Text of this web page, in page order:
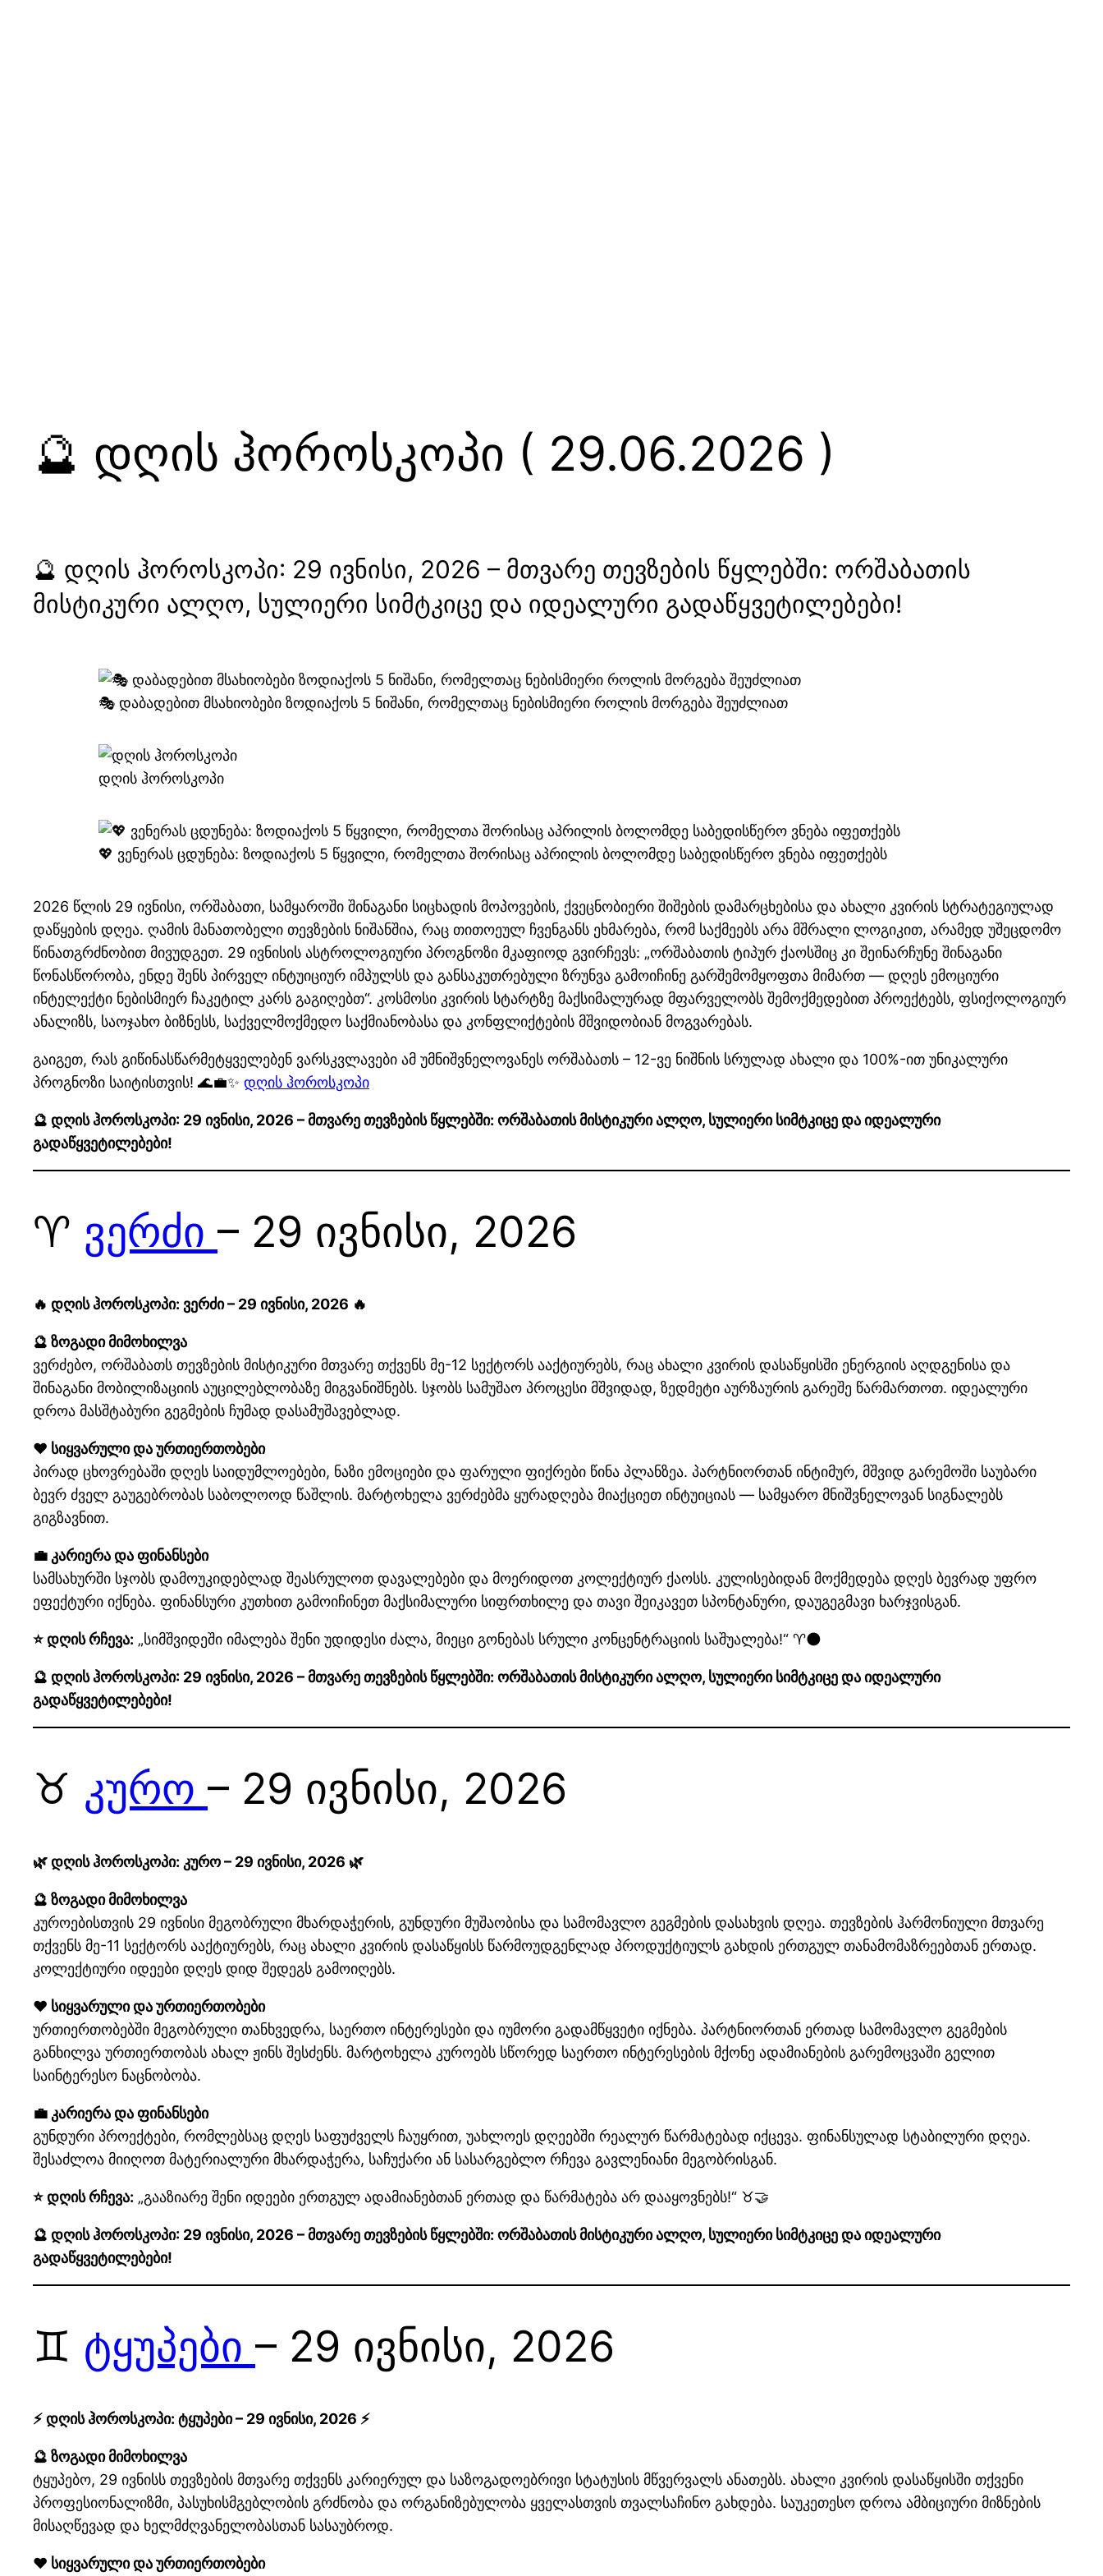
🔮 დღის ჰოროსკოპი ( 29.06.2026 )
🔮 დღის ჰოროსკოპი: 29 ივნისი, 2026 – მთვარე თევზების წყლებში: ორშაბათის
მისტიკური ალღო, სულიერი სიმტკიცე და იდეალური გადაწყვეტილებები!
🎭 დაბადებით მსახიობები ზოდიაქოს 5 ნიშანი, რომელთაც ნებისმიერი როლის მორგება შეუძლიათ
დღის ჰოროსკოპი
💖 ვენერას ცდუნება: ზოდიაქოს 5 წყვილი, რომელთა შორისაც აპრილის ბოლომდე საბედისწერო ვნება იფეთქებს
2026 წლის 29 ივნისი, ორშაბათი, სამყაროში შინაგანი სიცხადის მოპოვების, ქვეცნობიერი შიშების დამარცხებისა და ახალი კვირის სტრატეგიულად
დაწყების დღეა. ღამის მანათობელი თევზების ნიშანშია, რაც თითოეულ ჩვენგანს ეხმარება, რომ საქმეებს არა მშრალი ლოგიკით, არამედ უშეცდომო
წინათგრძნობით მივუდგეთ. 29 ივნისის ასტროლოგიური პროგნოზი მკაფიოდ გვირჩევს: „ორშაბათის ტიპურ ქაოსშიც კი შეინარჩუნე შინაგანი
წონასწორობა, ენდე შენს პირველ ინტუიციურ იმპულსს და განსაკუთრებული ზრუნვა გამოიჩინე გარშემომყოფთა მიმართ — დღეს ემოციური
ინტელექტი ნებისმიერ ჩაკეტილ კარს გაგიღებთ“. კოსმოსი კვირის სტარტზე მაქსიმალურად მფარველობს შემოქმედებით პროექტებს, ფსიქოლოგიურ
ანალიზს, საოჯახო ბიზნესს, საქველმოქმედო საქმიანობასა და კონფლიქტების მშვიდობიან მოგვარებას.
გაიგეთ, რას გიწინასწარმეტყველებენ ვარსკვლავები ამ უმნიშვნელოვანეს ორშაბათს – 12-ვე ნიშნის სრულად ახალი და 100%-ით უნიკალური
პროგნოზი საიტისთვის! 🌊💼✨ დღის ჰოროსკოპი
🔮 დღის ჰოროსკოპი: 29 ივნისი, 2026 – მთვარე თევზების წყლებში: ორშაბათის მისტიკური ალღო, სულიერი სიმტკიცე და იდეალური
გადაწყვეტილებები!
♈ ვერძი – 29 ივნისი, 2026
🔥 დღის ჰოროსკოპი: ვერძი – 29 ივნისი, 2026 🔥
🔮 ზოგადი მიმოხილვა
ვერძებო, ორშაბათს თევზების მისტიკური მთვარე თქვენს მე-12 სექტორს ააქტიურებს, რაც ახალი კვირის დასაწყისში ენერგიის აღდგენისა და
შინაგანი მობილიზაციის აუცილებლობაზე მიგვანიშნებს. სჯობს სამუშაო პროცესი მშვიდად, ზედმეტი აურზაურის გარეშე წარმართოთ. იდეალური
დროა მასშტაბური გეგმების ჩუმად დასამუშავებლად.
❤️ სიყვარული და ურთიერთობები
პირად ცხოვრებაში დღეს საიდუმლოებები, ნაზი ემოციები და ფარული ფიქრები წინა პლანზეა. პარტნიორთან ინტიმურ, მშვიდ გარემოში საუბარი
ბევრ ძველ გაუგებრობას საბოლოოდ წაშლის. მარტოხელა ვერძებმა ყურადღება მიაქციეთ ინტუიციას — სამყარო მნიშვნელოვან სიგნალებს
გიგზავნით.
💼 კარიერა და ფინანსები
სამსახურში სჯობს დამოუკიდებლად შეასრულოთ დავალებები და მოერიდოთ კოლექტიურ ქაოსს. კულისებიდან მოქმედება დღეს ბევრად უფრო
ეფექტური იქნება. ფინანსური კუთხით გამოიჩინეთ მაქსიმალური სიფრთხილე და თავი შეიკავეთ სპონტანური, დაუგეგმავი ხარჯვისგან.
⭐ დღის რჩევა: „სიმშვიდეში იმალება შენი უდიდესი ძალა, მიეცი გონებას სრული კონცენტრაციის საშუალება!“ ♈🌑
🔮 დღის ჰოროსკოპი: 29 ივნისი, 2026 – მთვარე თევზების წყლებში: ორშაბათის მისტიკური ალღო, სულიერი სიმტკიცე და იდეალური
გადაწყვეტილებები!
♉ კურო – 29 ივნისი, 2026
🌿 დღის ჰოროსკოპი: კურო – 29 ივნისი, 2026 🌿
🔮 ზოგადი მიმოხილვა
კუროებისთვის 29 ივნისი მეგობრული მხარდაჭერის, გუნდური მუშაობისა და სამომავლო გეგმების დასახვის დღეა. თევზების ჰარმონიული მთვარე
თქვენს მე-11 სექტორს ააქტიურებს, რაც ახალი კვირის დასაწყისს წარმოუდგენლად პროდუქტიულს გახდის ერთგულ თანამომაზრეებთან ერთად.
კოლექტიური იდეები დღეს დიდ შედეგს გამოიღებს.
❤️ სიყვარული და ურთიერთობები
ურთიერთობებში მეგობრული თანხვედრა, საერთო ინტერესები და იუმორი გადამწყვეტი იქნება. პარტნიორთან ერთად სამომავლო გეგმების
განხილვა ურთიერთობას ახალ ჟინს შესძენს. მარტოხელა კუროებს სწორედ საერთო ინტერესების მქონე ადამიანების გარემოცვაში გელით
საინტერესო ნაცნობობა.
💼 კარიერა და ფინანსები
გუნდური პროექტები, რომლებსაც დღეს საფუძველს ჩაუყრით, უახლოეს დღეებში რეალურ წარმატებად იქცევა. ფინანსულად სტაბილური დღეა.
შესაძლოა მიიღოთ მატერიალური მხარდაჭერა, საჩუქარი ან სასარგებლო რჩევა გავლენიანი მეგობრისგან.
⭐ დღის რჩევა: „გააზიარე შენი იდეები ერთგულ ადამიანებთან ერთად და წარმატება არ დააყოვნებს!“ ♉🤝
🔮 დღის ჰოროსკოპი: 29 ივნისი, 2026 – მთვარე თევზების წყლებში: ორშაბათის მისტიკური ალღო, სულიერი სიმტკიცე და იდეალური
გადაწყვეტილებები!
♊ ტყუპები – 29 ივნისი, 2026
⚡ დღის ჰოროსკოპი: ტყუპები – 29 ივნისი, 2026 ⚡
🔮 ზოგადი მიმოხილვა
ტყუპებო, 29 ივნისს თევზების მთვარე თქვენს კარიერულ და საზოგადოებრივი სტატუსის მწვერვალს ანათებს. ახალი კვირის დასაწყისში თქვენი
პროფესიონალიზმი, პასუხისმგებლობის გრძნობა და ორგანიზებულობა ყველასთვის თვალსაჩინო გახდება. საუკეთესო დროა ამბიციური მიზნების
მისაღწევად და ხელმძღვანელობასთან სასაუბროდ.
❤️ სიყვარული და ურთიერთობები